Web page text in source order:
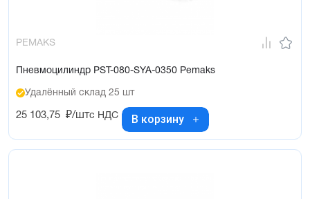
PEMAKS
Пневмоцилиндр PST-080-SYA-0350 Pemaks
Удалённый склад 25 шт
25 103,75 ₽/штс НДС В корзину